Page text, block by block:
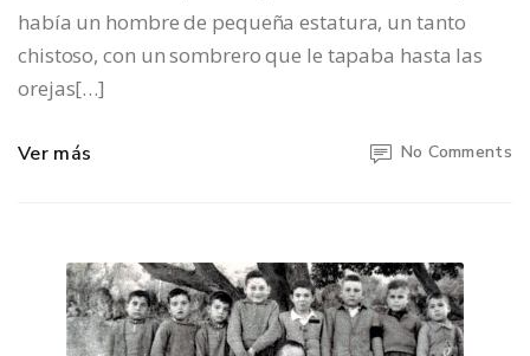
había un hombre de pequeña estatura, un tanto
chistoso, con un sombrero que le tapaba hasta las
orejas[…]
Ver más No Comments